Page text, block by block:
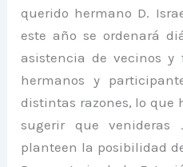
querido hermano D.
este año se ordenará
asistencia de vecinos y
hermanos y
distintas razones, lo que
sugerir que venideras
planteen la posibilidad